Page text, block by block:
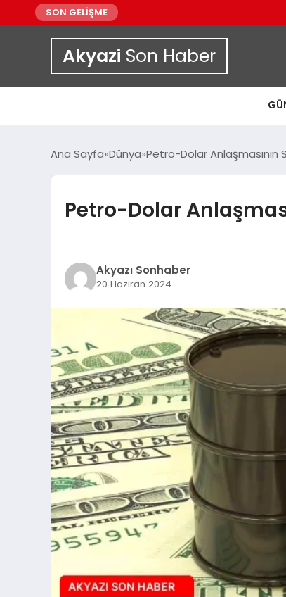
SON GELİŞME
Akyazi Son Haber
Ana Sayfa Dünya Petro-Dolar Anlaşmasının
Petro-Dolar
Akyazı Sonhaber
20 Haziran 2024